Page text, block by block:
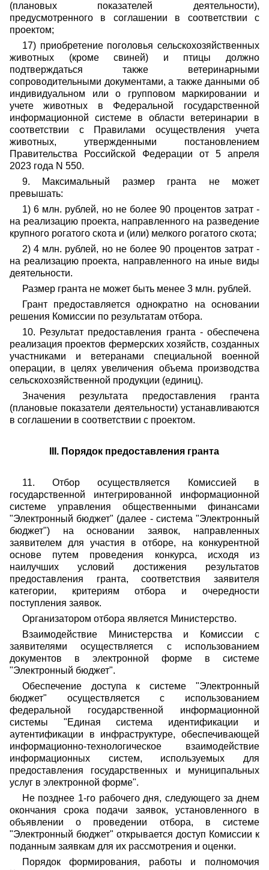
(плановых показателей деятельности),
предусмотренного в соглашении в соответствии с
проектом;
17) приобретение поголовья сельскохозяйственных
животных (кроме свиней) и птицы должно
подтверждаться также ветеринарными
сопроводительными документами, а также данными об
индивидуальном или о групповом маркировании и
учете животных в Федеральной государственной
информационной системе в области ветеринарии в
соответствии с Правилами осуществления учета
животных, утвержденными постановлением
Правительства Российской Федерации от 5 апреля
2023 года N 550.
9. Максимальный размер гранта не может
превышать:
1) 6 млн. рублей, но не более 90 процентов затрат -
на реализацию проекта, направленного на разведение
крупного рогатого скота и (или) мелкого рогатого скота;
2) 4 млн. рублей, но не более 90 процентов затрат -
на реализацию проекта, направленного на иные виды
деятельности.
Размер гранта не может быть менее 3 млн. рублей.
Грант предоставляется однократно на основании
решения Комиссии по результатам отбора.
10. Результат предоставления гранта - обеспечена
реализация проектов фермерских хозяйств, созданных
участниками и ветеранами специальной военной
операции, в целях увеличения объема производства
сельскохозяйственной продукции (единиц).
Значения результата предоставления гранта
(плановые показатели деятельности) устанавливаются
в соглашении в соответствии с проектом.
III. Порядок предоставления гранта
11. Отбор осуществляется Комиссией в
государственной интегрированной информационной
системе управления общественными финансами
"Электронный бюджет" (далее - система "Электронный
бюджет") на основании заявок, направленных
заявителем для участия в отборе, на конкурентной
основе путем проведения конкурса, исходя из
наилучших условий достижения результатов
предоставления гранта, соответствия заявителя
категории, критериям отбора и очередности
поступления заявок.
Организатором отбора является Министерство.
Взаимодействие Министерства и Комиссии с
заявителями осуществляется с использованием
документов в электронной форме в системе
"Электронный бюджет".
Обеспечение доступа к системе "Электронный
бюджет" осуществляется с использованием
федеральной государственной информационной
системы "Единая система идентификации и
аутентификации в инфраструктуре, обеспечивающей
информационно-технологическое взаимодействие
информационных систем, используемых для
предоставления государственных и муниципальных
услуг в электронной форме".
Не позднее 1-го рабочего дня, следующего за днем
окончания срока подачи заявок, установленного в
объявлении о проведении отбора, в системе
"Электронный бюджет" открывается доступ Комиссии к
поданным заявкам для их рассмотрения и оценки.
Порядок формирования, работы и полномочия